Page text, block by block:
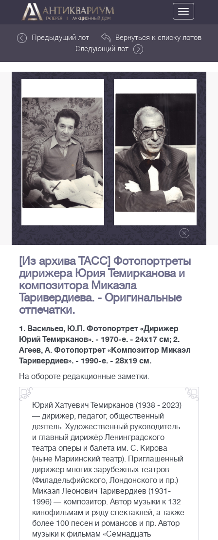
Toggle
navigation
Предыдущий лот
Вернуться к списку лотов
Следующий лот
[Из архива ТАСС] Фотопортреты
дирижера Юрия Темирканова и
композитора Микаэла
Таривердиева. - Оригинальные
отпечатки.
1. Васильев, Ю.П. Фотопортрет «Дирижер
Юрий Темирканов». - 1970-е. - 24х17 см; 2.
Агеев, А. Фотопортрет «Композитор Микаэл
Таривердиев». - 1990-е. - 28х19 см.
На обороте редакционные заметки.
Юрий Хатуевич Темирканов (1938 - 2023)
— дирижер, педагог, общественный
деятель. Художественный руководитель
и главный дирижёр Ленинградского
театра оперы и балета им. С. Кирова
(ныне Мариинский театр). Приглашенный
дирижер многих зарубежных театров
(Филадельфийского, Лондонского и пр.)
Микаэл Леонович Таривердиев (1931-
1996) — композитор. Автор музыки к 132
кинофильмам и ряду спектаклей, а также
более 100 песен и романсов и пр. Автор
музыки к фильмам «Семнадцать